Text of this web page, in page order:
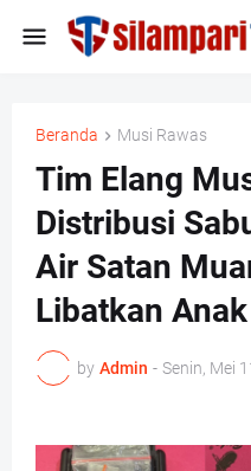
Beranda Musi Rawas
Tim Elang
Distribusi
Air Satan
Libatkan
by Admin - Senin, Mei